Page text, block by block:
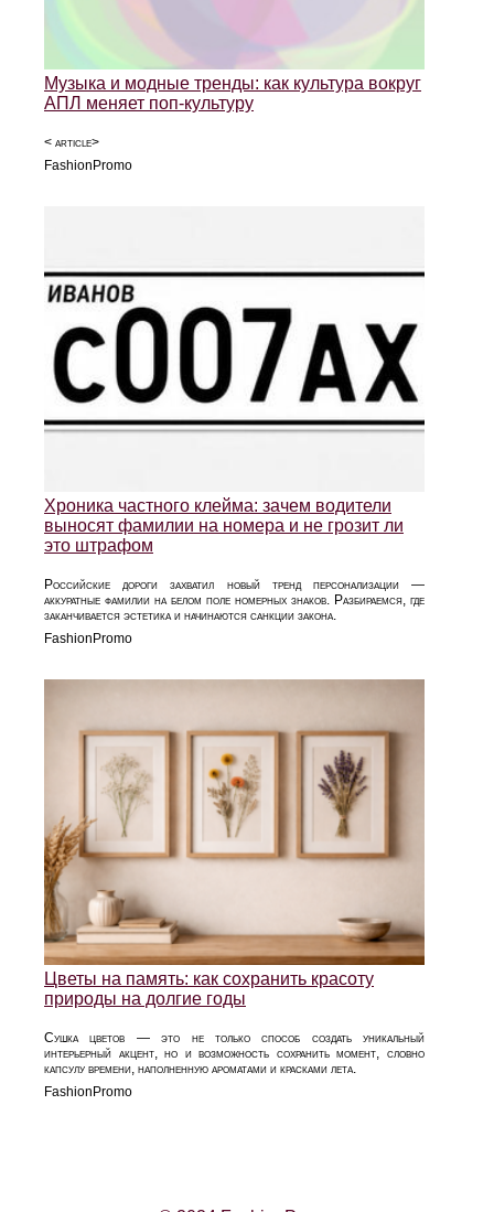
Музыка и модные тренды: как культура вокруг
АПЛ меняет поп-культуру
< article>
FashionPromo
Хроника частного клейма: зачем водители
выносят фамилии на номера и не грозит ли
это штрафом
Российские дороги захватил новый тренд персонализации —
аккуратные фамилии на белом поле номерных знаков. Разбираемся, где
заканчивается эстетика и начинаются санкции закона.
FashionPromo
Цветы на память: как сохранить красоту
природы на долгие годы
Сушка цветов — это не только способ создать уникальный
интерьерный акцент, но и возможность сохранить момент, словно
капсулу времени, наполненную ароматами и красками лета.
FashionPromo